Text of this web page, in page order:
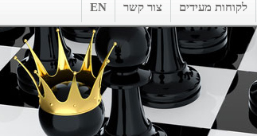
לקוחות מעידים צור קשר EN